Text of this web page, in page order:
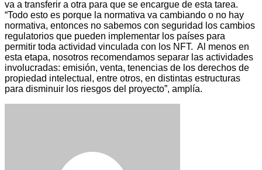
va a transferir a otra para que se encargue de esta tarea.
“Todo esto es porque la normativa va cambiando o no hay
normativa, entonces no sabemos con seguridad los cambios
regulatorios que pueden implementar los países para
permitir toda actividad vinculada con los NFT. Al menos en
esta etapa, nosotros recomendamos separar las actividades
involucradas: emisión, venta, tenencias de los derechos de
propiedad intelectual, entre otros, en distintas estructuras
para disminuir los riesgos del proyecto”, amplía.